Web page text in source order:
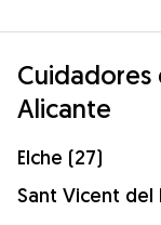
Cuidadores
Alicante
Elche (27)
Sant Vicent del